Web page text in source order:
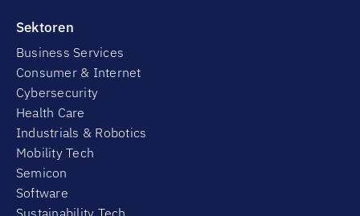
Sektoren
Business Services
Consumer & Internet
Cybersecurity
Health Care
Industrials & Robotics
Mobility Tech
Semicon
Software
Sustainability Tech